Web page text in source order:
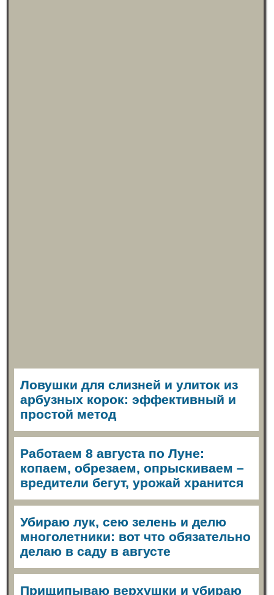
Ловушки для слизней и улиток из
арбузных корок: эффективный и
простой метод
Работаем 8 августа по Луне:
копаем, обрезаем, опрыскиваем –
вредители бегут, урожай хранится
Убираю лук, сею зелень и делю
многолетники: вот что обязательно
делаю в саду в августе
Прищипываю верхушки и убираю